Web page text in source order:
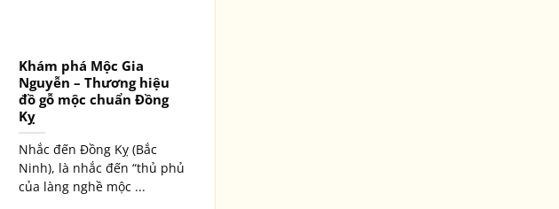
Khám phá Mộc Gia
Nguyễn – Thương hiệu
đồ gỗ mộc chuẩn Đồng
Kỵ
Nhắc đến Đồng Kỵ (Bắc
Ninh), là nhắc đến “thủ phủ
của làng nghề mộc ...